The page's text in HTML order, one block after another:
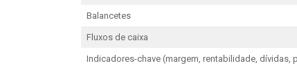
Balancetes
Fluxos de caixa
Indicadores-chave (margem, rentabilidade, dívidas,